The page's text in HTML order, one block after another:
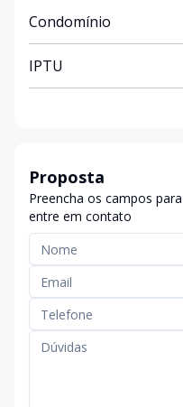
Condomínio
IPTU
Proposta
Preencha os campos
entre em contato